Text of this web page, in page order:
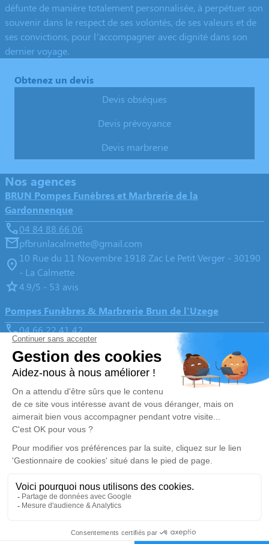
défunte de manière totalement personnalisée, à perpétuer son
souvenir dans le respect de ses volontés, de ses valeurs et de
ses convictions, pour l’accompagner avec dignité dans son
dernier voyage.
Obtenez un devis
Devis obsèques
Devis prévoyance
Devis marbrerie
Nos agences
BRUN Pompes Funèbres et Marbrerie de la
Gardonnenque
04 84 88 66 06
pfbrunlacalmette@gmail.com
10 Rue du 11 Novembre 1918 Zac Le Petit Verger - 30190
- La Calmette
4.9/5 - 53 avis
Pompes Funèbres & Marbrerie Brun de l'Uzege
04 66 22 41 42
brunpompesfunebres@wanadoo.fr
28 Rue Henri Bruguière - 30700 - Uzès
4.8/5 - 170 avis
Nos Services
Organiser des obsèques
Monuments funéraires
Services aux familles
Liens utiles
Avis de décès
Demande de rendez-vous en
Nos réseaux sociaux
Politique de traitement des données personnelles
Politique d’utilisation des cookies
Zone d'intervention